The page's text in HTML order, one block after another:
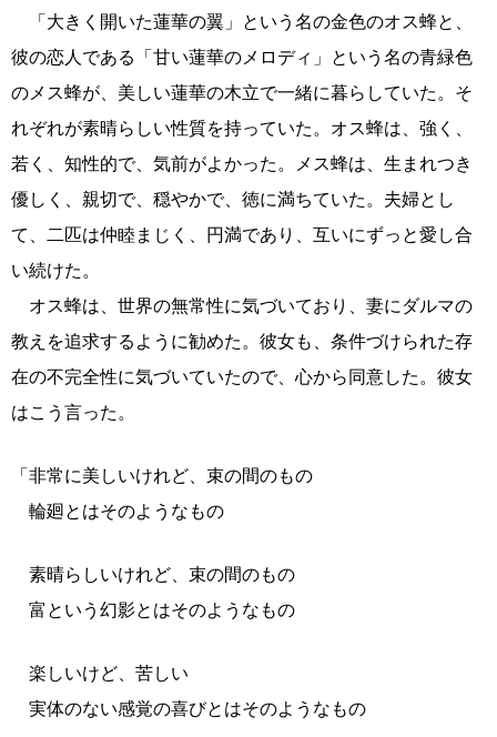
「大きく開いた蓮華の翼」という名の金色のオス蜂と、
彼の恋人である「甘い蓮華のメロディ」という名の青緑色
のメス蜂が、美しい蓮華の木立で一緒に暮らしていた。そ
れぞれが素晴らしい性質を持っていた。オス蜂は、強く、
若く、知性的で、気前がよかった。メス蜂は、生まれつき
優しく、親切で、穏やかで、徳に満ちていた。夫婦とし
て、二匹は仲睦まじく、円満であり、互いにずっと愛し合
い続けた。
オス蜂は、世界の無常性に気づいており、妻にダルマの
教えを追求するように勧めた。彼女も、条件づけられた存
在の不完全性に気づいていたので、心から同意した。彼女
はこう言った。
「非常に美しいけれど、束の間のもの
輪廻とはそのようなもの
素晴らしいけれど、束の間のもの
富という幻影とはそのようなもの
楽しいけど、苦しい
実体のない感覚の喜びとはそのようなもの